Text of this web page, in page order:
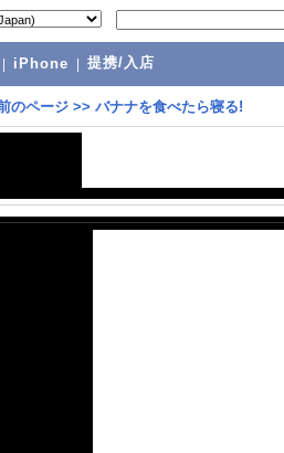
iPhone 提携/入店
のページ >> バナナを食べたら寝る!